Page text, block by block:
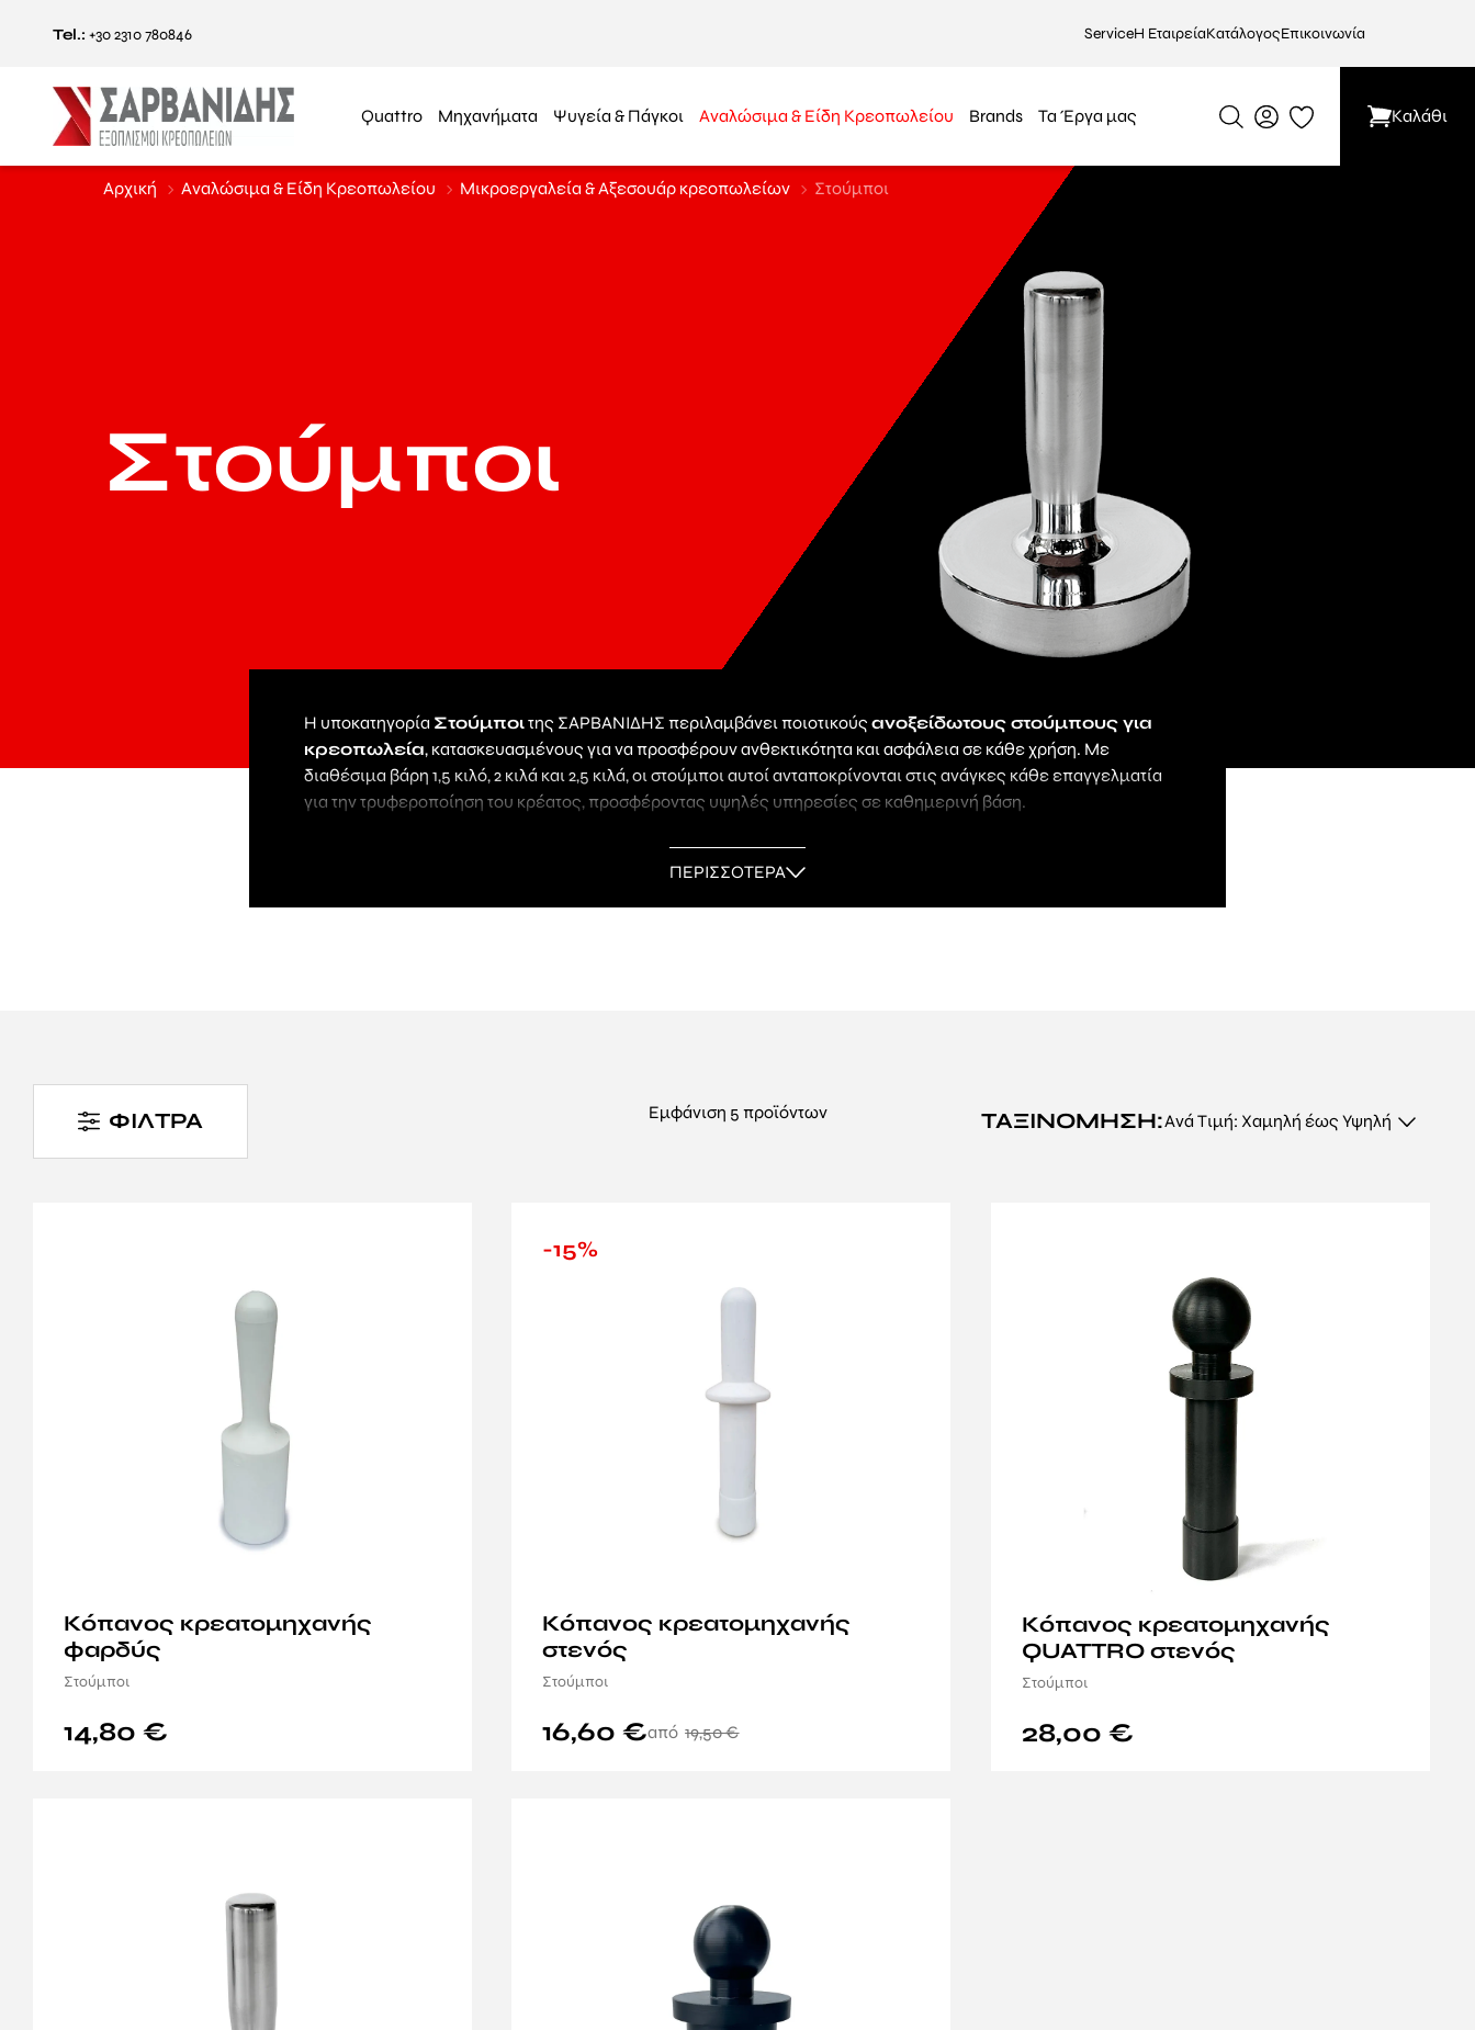
Tel.: +30 2310 780846 ServiceΗ ΕταιρείαΚατάλογοςΕπικοινωνία
Quattro Μηχανήματα Ψυγεία & Πάγκοι Αναλώσιμα & Είδη Κρεοπωλείου Brands Τα Έργα μας Καλάθι
Στούμποι
Η υποκατηγορία Στούμποιτης ΣΑΡΒΑΝΙΔΗΣ περιλαμβάνει ποιοτικούς ανοξείδωτους στούμπους για
κρεοπωλεία, κατασκευασμένους για να προσφέρουν ανθεκτικότητα και ασφάλεια σε κάθε χρήση. Με
διαθέσιμα βάρη 1,5 κιλό, 2 κιλά και 2,5 κιλά, οι στούμποι αυτοί ανταποκρίνονται στις ανάγκες κάθε επαγγελματία
για την τρυφεροποίηση του κρέατος, προσφέροντας υψηλές υπηρεσίες σε καθημερινή βάση.
Επιπλέον, στη ΣΑΡΒΑΝΙΔΗΣ θα βρείτε κόπανους γιακρεατομηχανές
, κατάλληλους για επαγγελματική χρήση. Οικόπανοι
που καλύπτουν τις σύγχρονες ανάγκες του επαγγελματία. Είτε αναζητάτε
ΠΕΡΙΣΣΟΤΕΡΑ
Αρχική Αναλώσιμα & Είδη Κρεοπωλείου Μικροεργαλεία & Αξεσουάρ κρεοπωλείων Στούμποι
ΦΙΛΤΡΑ Εμφάνιση 5 προϊόντων ΤΑΞΙΝΌΜΗΣΗ:
Κόπανος κρεατομηχανής
φαρδύς
Στούμποι
14,80 €
-15%
Κόπανος κρεατομηχανής
στενός
Στούμποι
19,50€
16,60€
Κόπανος κρεατομηχανής
QUATTRO στενός
Στούμποι
28,00 €